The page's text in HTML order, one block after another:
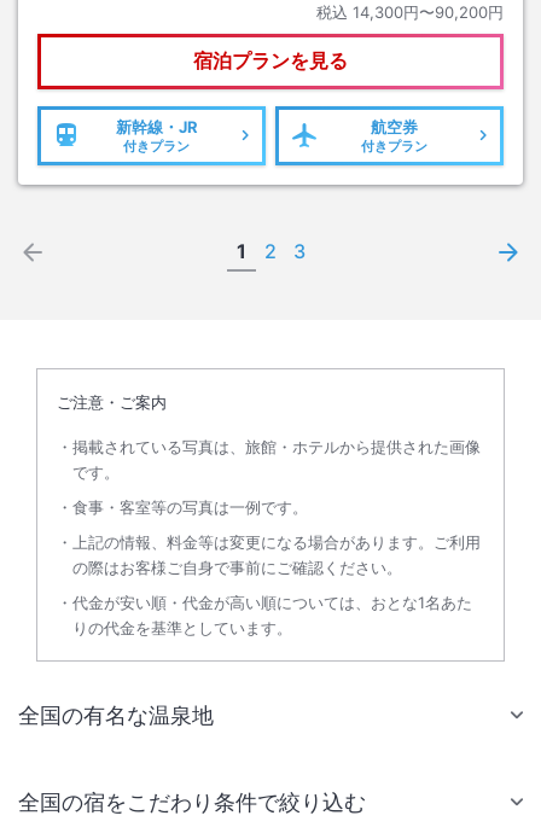
税込 14,300円〜90,200円
宿泊プランを見る
新幹線・JR
付きプラン
航空券
付きプラン
1 2 3
ご注意・ご案内
掲載されている写真は、旅館・ホテルから提供された画像
です。
食事・客室等の写真は一例です。
上記の情報、料金等は変更になる場合があります。ご利用
の際はお客様ご自身で事前にご確認ください。
代金が安い順・代金が高い順については、おとな1名あた
りの代金を基準としています。
全国の有名な温泉地
全国の宿をこだわり条件で絞り込む